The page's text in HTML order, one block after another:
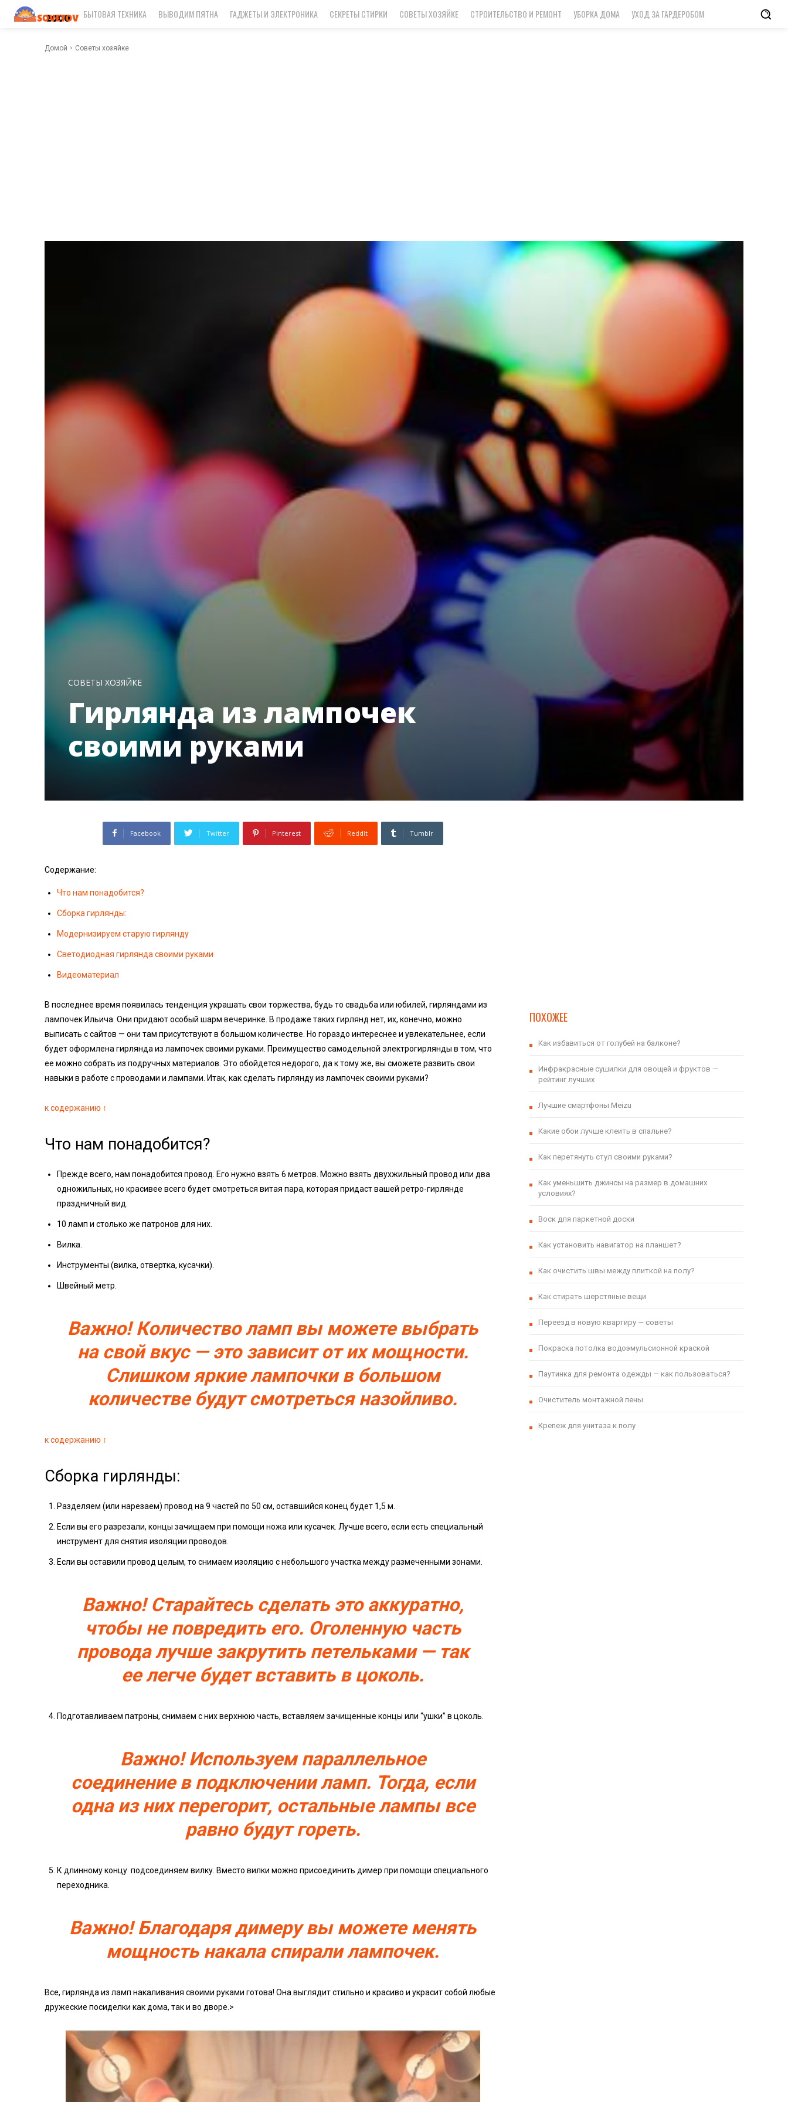
БЫТОВАЯ ТЕХНИКА ВЫВОДИМ ПЯТНА ГАДЖЕТЫ И ЭЛЕКТРОНИКА СЕКРЕТЫ СТИРКИ СОВЕТЫ ХОЗЯЙКЕ СТРОИТЕЛЬСТВО И РЕМОНТ УБОРКА ДОМА УХОД ЗА ГАРДЕРОБОМ
Домой Советы хозяйке
СОВЕТЫ ХОЗЯЙКЕ
Гирлянда из лампочек
своими руками
Facebook Twitter Pinterest ReddIt Tumblr
Содержание:
Что нам понадобится?
Сборка гирлянды:
Модернизируем старую гирлянду
Светодиодная гирлянда своими руками
Видеоматериал
В последнее время появилась тенденция украшать свои торжества, будь то свадьба или юбилей, гирляндами из
лампочек Ильича. Они придают особый шарм вечеринке. В продаже таких гирлянд нет, их, конечно, можно
выписать с сайтов — они там присутствуют в большом количестве. Но гораздо интереснее и увлекательнее, если
будет оформлена гирлянда из лампочек своими руками. Преимущество самодельной электрогирлянды в том, что
ее можно собрать из подручных материалов. Это обойдется недорого, да к тому же, вы сможете развить свои
навыки в работе с проводами и лампами. Итак, как сделать гирлянду из лампочек своими руками?
к содержанию ↑
Что нам понадобится?
Прежде всего, нам понадобится провод. Его нужно взять 6 метров. Можно взять двухжильный провод или два
одножильных, но красивее всего будет смотреться витая пара, которая придаст вашей ретро-гирлянде
праздничный вид.
10 ламп и столько же патронов для них.
Вилка.
Инструменты (вилка, отвертка, кусачки).
Швейный метр.
Важно! Количество ламп вы можете выбрать
на свой вкус — это зависит от их мощности.
Слишком яркие лампочки в большом
количестве будут смотреться назойливо.
к содержанию ↑
Сборка гирлянды:
Разделяем (или нарезаем) провод на 9 частей по 50 см, оставшийся конец будет 1,5 м.
Если вы его разрезали, концы зачищаем при помощи ножа или кусачек. Лучше всего, если есть специальный
инструмент для снятия изоляции проводов.
Если вы оставили провод целым, то снимаем изоляцию с небольшого участка между размеченными зонами.
Важно! Старайтесь сделать это аккуратно,
чтобы не повредить его. Оголенную часть
провода лучше закрутить петельками — так
ее легче будет вставить в цоколь.
Подготавливаем патроны, снимаем с них верхнюю часть, вставляем зачищенные концы или “ушки” в цоколь.
Важно! Используем параллельное
соединение в подключении ламп. Тогда, если
одна из них перегорит, остальные лампы все
равно будут гореть.
К длинному концу подсоединяем вилку. Вместо вилки можно присоединить димер при помощи специального
переходника.
Важно! Благодаря димеру вы можете менять
мощность накала спирали лампочек.
Все, гирлянда из ламп накаливания своими руками готова! Она выглядит стильно и красиво и украсит собой любые
дружеские посиделки как дома, так и во дворе.>
ПОХОЖЕЕ
Как избавиться от голубей на балконе?
Инфракрасные сушилки для овощей и фруктов —
рейтинг лучших
Лучшие смартфоны Meizu
Какие обои лучше клеить в спальне?
Как перетянуть стул своими руками?
Как уменьшить джинсы на размер в домашних
условиях?
Воск для паркетной доски
Как установить навигатор на планшет?
Как очистить швы между плиткой на полу?
Как стирать шерстяные вещи
Переезд в новую квартиру — советы
Покраска потолка водоэмульсионной краской
Паутинка для ремонта одежды — как пользоваться?
Очиститель монтажной пены
Крепеж для унитаза к полу